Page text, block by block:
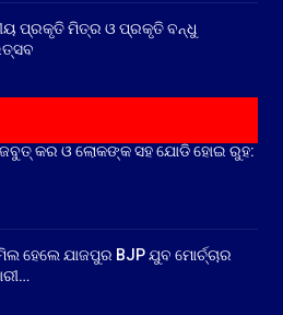
ପ୍ରକୃତି ମିତ୍ର ଓ ପ୍ରକୃତି ବନ୍ଧୁ
କର ଓ ଲୋକଙ୍କ ସହ ଯୋଡି ହୋଇ ରୁହ:
ହେଲେ ଯାଜପୁର BJP ଯୁବ ମୋର୍ଚ୍ଚାର